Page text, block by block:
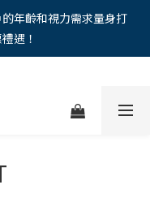
9 折無上限，12期分期
的年齡和視力需求量身打
遇！
9 折無上限，12期分期